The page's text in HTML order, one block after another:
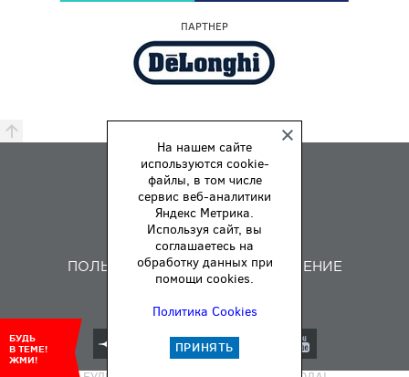
БУДЬ
В ТЕМЕ!
ЖМИ!
ПАРТНЕР
© АВТОМОБИЛЬ ГОДА 2000–2026
ПРЕМИЯ
ПРАВИЛА
О НАС
ОБРАТНАЯ СВЯЗЬ
ПОЛЬЗОВАТЕЛЬСКОЕ СОГЛАШЕНИЕ
На нашем сайте
используются cookie-
файлы, в том числе
сервис веб-аналитики
Яндекс Метрика.
Используя сайт, вы
соглашаетесь на
обработку данных при
помощи cookies.
Политика Cookies
ПРИНЯТЬ